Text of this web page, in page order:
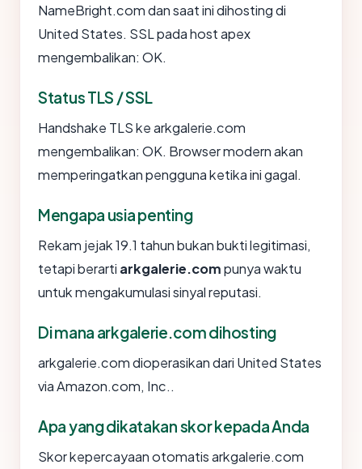
NameBright.com dan saat ini dihosting di
United States. SSL pada host apex
mengembalikan: OK.
Status TLS / SSL
Handshake TLS ke arkgalerie.com
mengembalikan: OK. Browser modern akan
memperingatkan pengguna ketika ini gagal.
Mengapa usia penting
Rekam jejak 19.1 tahun bukan bukti legitimasi,
tetapi berarti arkgalerie.compunya waktu
untuk mengakumulasi sinyal reputasi.
Di mana arkgalerie.com dihosting
arkgalerie.com dioperasikan dari United States
via Amazon.com, Inc..
Apa yang dikatakan skor kepada Anda
Skor kepercayaan otomatis arkgalerie.com